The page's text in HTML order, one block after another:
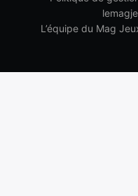
L’équipe du Mag